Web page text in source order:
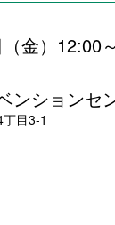
金）12:00
ンションセ
目3-1